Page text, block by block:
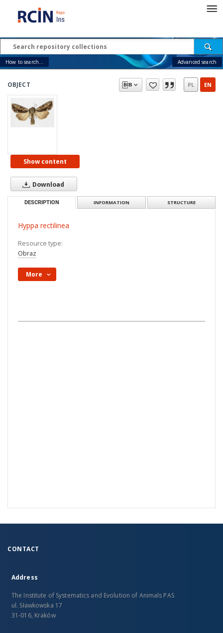
How to search... Advanced search
OBJECT PL EN
Show content
Download
DESCRIPTION INFORMATION STRUCTURE
Hyppa rectilinea
Resource type:
Obraz
More
CONTACT
Address
The Institute of Systematics and Evolution of Animals PAS
ul. Sławkowska 17
31-016, Kraków